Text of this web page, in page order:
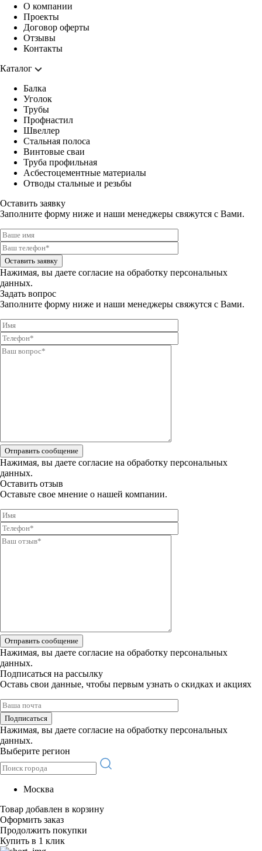
О компании
Проекты
Договор оферты
Отзывы
Контакты
Каталог
Балка
Уголок
Трубы
Профнастил
Швеллер
Стальная полоса
Винтовые сваи
Труба профильная
Асбестоцементные материалы
Отводы стальные и резьбы
Оставить заявку
Заполните форму ниже и наши менеджеры свяжутся с Вами.
Оставить заявку
Нажимая, вы даете согласие на обработку персональных
данных.
Задать вопрос
Заполните форму ниже и наши менеджеры свяжутся с Вами.
Отправить сообщение
Нажимая, вы даете согласие на обработку персональных
данных.
Оставить отзыв
Оставьте свое мнение о нашей компании.
Отправить сообщение
Нажимая, вы даете согласие на обработку персональных
данных.
Подписаться на рассылку
Оставь свои данные, чтобы первым узнать о скидках и акциях
Подписаться
Нажимая, вы даете согласие на обработку персональных
данных.
Выберите регион
Москва
Товар добавлен в корзину
Оформить заказ
Продолжить покупки
Купить в 1 клик